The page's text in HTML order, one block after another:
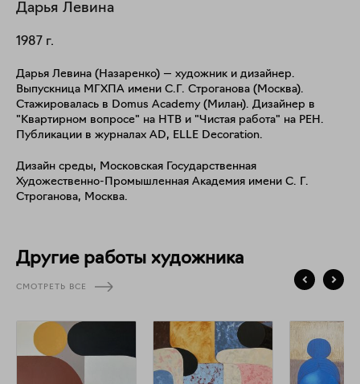
Дарья Левина
1987 г.
Дарья Левина (Назаренко) — художник и дизайнер.
Выпускница МГХПА имени С.Г. Строганова (Москва).
Стажировалась в Domus Academy (Милан). Дизайнер в
"Квартирном вопросе" на НТВ и "Чистая работа" на РЕН.
Публикации в журналах AD, ELLE Decoration.
Дизайн среды, Московская Государственная
Художественно-Промышленная Академия имени С. Г.
Строганова, Москва.
Другие работы художника
СМОТРЕТЬ ВСЕ